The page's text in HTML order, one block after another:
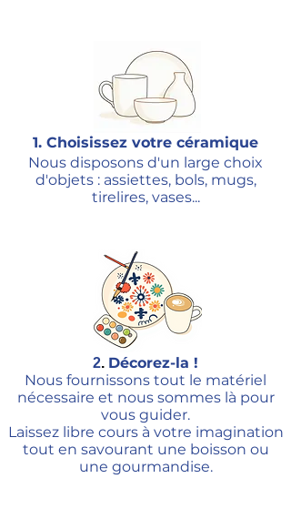
1. Choisissez votre céramique
Nous disposons d'un large choix
d'objets : assiettes, bols, mugs,
tirelires, vases...
2​​. Décorez-la !
Nous fournissons tout le matériel
nécessaire et nous sommes là pour
vous guider.
Laissez libre cours à votre imagination
tout en savourant une boisson ou
une gourmandise.